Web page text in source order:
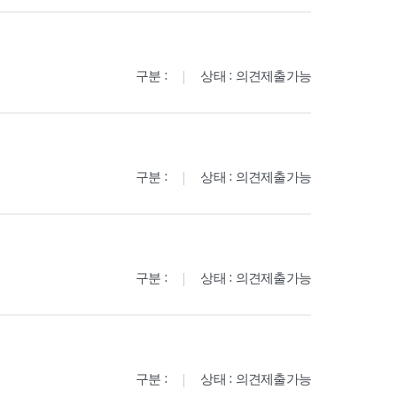
구분 : 상태 : 의견제출가능
구분 : 상태 : 의견제출가능
구분 : 상태 : 의견제출가능
구분 : 상태 : 의견제출가능